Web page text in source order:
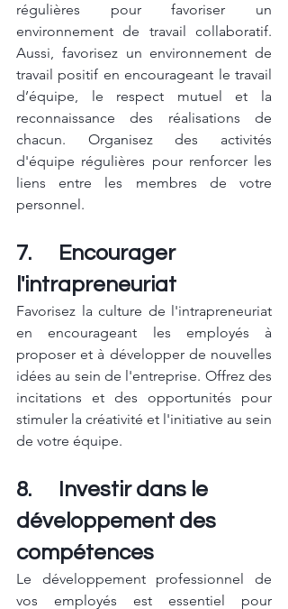
régulières pour favoriser un
environnement de travail collaboratif.
Aussi, favorisez un environnement de
travail positif en encourageant le travail
d’équipe, le respect mutuel et la
reconnaissance des réalisations de
chacun. Organisez des activités
d'équipe régulières pour renforcer les
liens entre les membres de votre
personnel.
7.      Encourager
l'intrapreneuriat
Favorisez la culture de l'intrapreneuriat
en encourageant les employés à
proposer et à développer de nouvelles
idées au sein de l'entreprise. Offrez des
incitations et des opportunités pour
stimuler la créativité et l'initiative au sein
de votre équipe.
8.      Investir dans le
développement des
compétences
Le développement professionnel de
vos employés est essentiel pour